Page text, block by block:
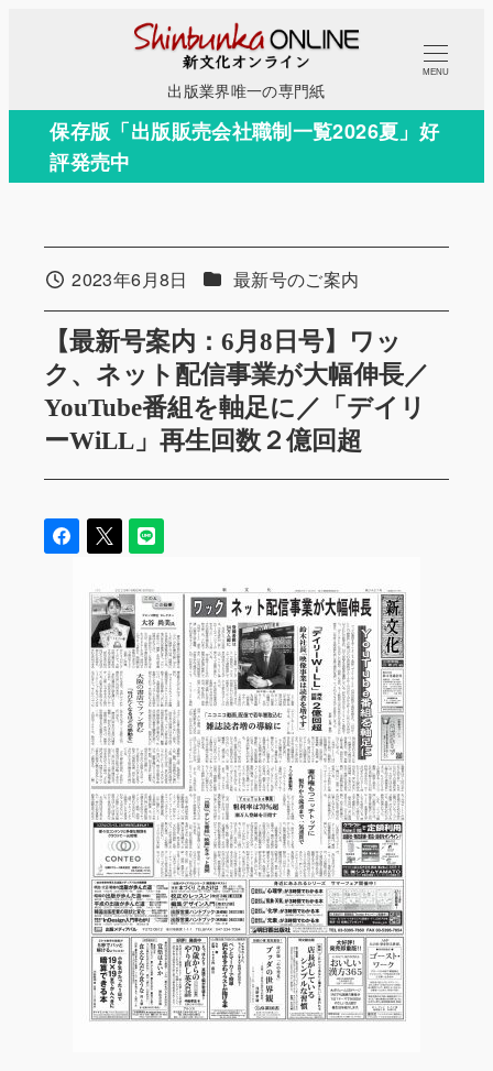
コ
テ
出版業界唯一の専門紙
MENU
保存版「出版販売会社職制一覧2026夏」好
評発売中
【最新号案内：6月8日号】ワッ
ク、ネット配信事業が大幅伸長／
YouTube番組を軸足に／「デイリ
ーWiLL」再生回数２億回超
投稿日2023年6月8日 カテゴリー
最新号のご案内